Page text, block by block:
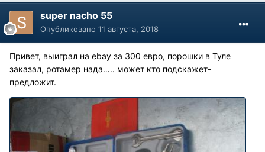
super nacho 55
Опубликовано 11 августа, 2018
Привет, выиграл на ebay за 300 евро, порошки в Туле
заказал, ротамер нада….. может кто подскажет-
предложит.